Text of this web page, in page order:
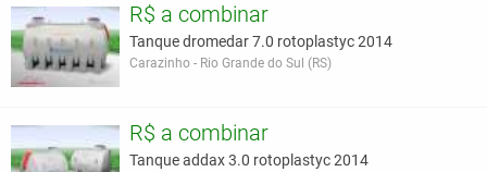
R$ a combinar
Tanque dromedar 7.0 rotoplastyc 2014
Carazinho - Rio Grande do Sul (RS)
R$ a combinar
Tanque addax 3.0 rotoplastyc 2014